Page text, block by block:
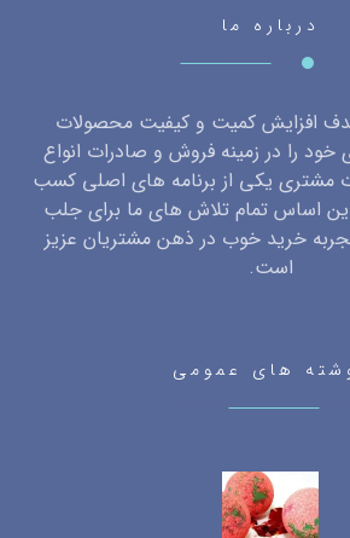
درباره ما
افزایش کمیت و کیفیت محصولات
خود را در زمینه فروش و صادرات انواع
مشتری یکی از برنامه های اصلی کسب
اساس تمام تلاش های ما برای جلب
خرید خوب در ذهن مشتریان عزیز
است.
های عمومی